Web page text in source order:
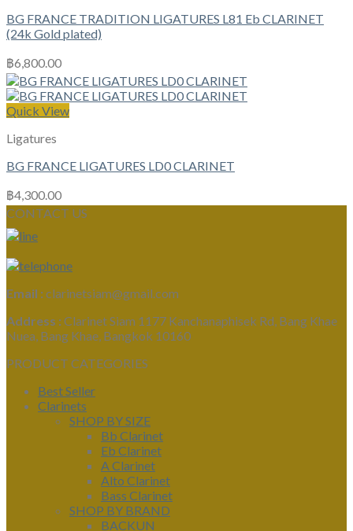
BG FRANCE TRADITION LIGATURES L81 Eb CLARINET
(24k Gold plated)
฿6,800.00
Quick View
Ligatures
BG FRANCE LIGATURES LD0 CLARINET
฿4,300.00
CONTACT US
Email : clarinetsiam@gmail.com
Address : Clarinet Siam 1177 Kanchanaphisek Rd, Bang Khae
Nuea, Bang Khae, Bangkok 10160
PRODUCT CATEGORIES
Best Seller
Clarinets
SHOP BY SIZE
Bb Clarinet
Eb Clarinet
A Clarinet
Alto Clarinet
Bass Clarinet
SHOP BY BRAND
BACKUN